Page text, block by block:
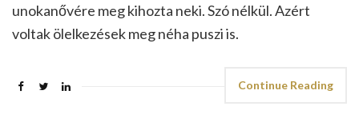
unokanővére meg kihozta neki. Szó nélkül. Azért
voltak ölelkezések meg néha puszi is.
Continue Reading